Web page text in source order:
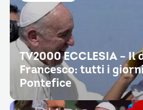
TV2000 ECCLESIA – Il
Francesco: tutti i
Pontefice